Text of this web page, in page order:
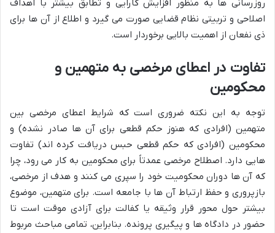
روزرسانی ها به منظور افزایش کارایی و تطابق بیشتر با اهداف
اصلاحی و تربیتی نظام قضایی صورت می گیرد و اطلاع از آن ها برای
ذی نفعان از اهمیت بالایی برخوردار است.
تفاوت در اعطای مرخصی به متهمین و
محکومین
توجه به این نکته ضروری است که شرایط اعطای مرخصی بین
متهمین (افرادی که هنوز حکم قطعی برای آن ها صادر نشده) و
محکومین (افرادی که حکم قطعی حبس دریافت کرده اند) تفاوت
هایی دارد. اصطلاح مرخصی عمدتاً برای محکومین به کار می رود، چرا
که آن ها دوران محکومیت خود را سپری می کنند و هدف از مرخصی،
بازپروری و حفظ ارتباط آن ها با جامعه است. برای متهمین، موضوع
بیشتر حول محور قرار وثیقه یا کفالت برای آزادی موقت است تا
حضور در دادگاه ها و پیگیری پرونده. بنابراین، تمامی مباحث مربوط